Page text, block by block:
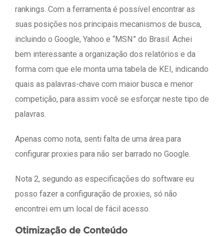
rankings. Com a ferramenta é possível encontrar as
suas posições nos principais mecanismos de busca,
incluindo o Google, Yahoo e “MSN” do Brasil. Achei
bem interessante a organização dos relatórios e da
forma com que ele monta uma tabela de KEI, indicando
quais as palavras-chave com maior busca e menor
competição, para assim você se esforçar neste tipo de
palavras.
Apenas como nota, senti falta de uma área para
configurar proxies para não ser barrado no Google.
Nota 2, segundo as especificações do software eu
posso fazer a configuração de proxies, só não
encontrei em um local de fácil acesso.
Otimização de Conteúdo